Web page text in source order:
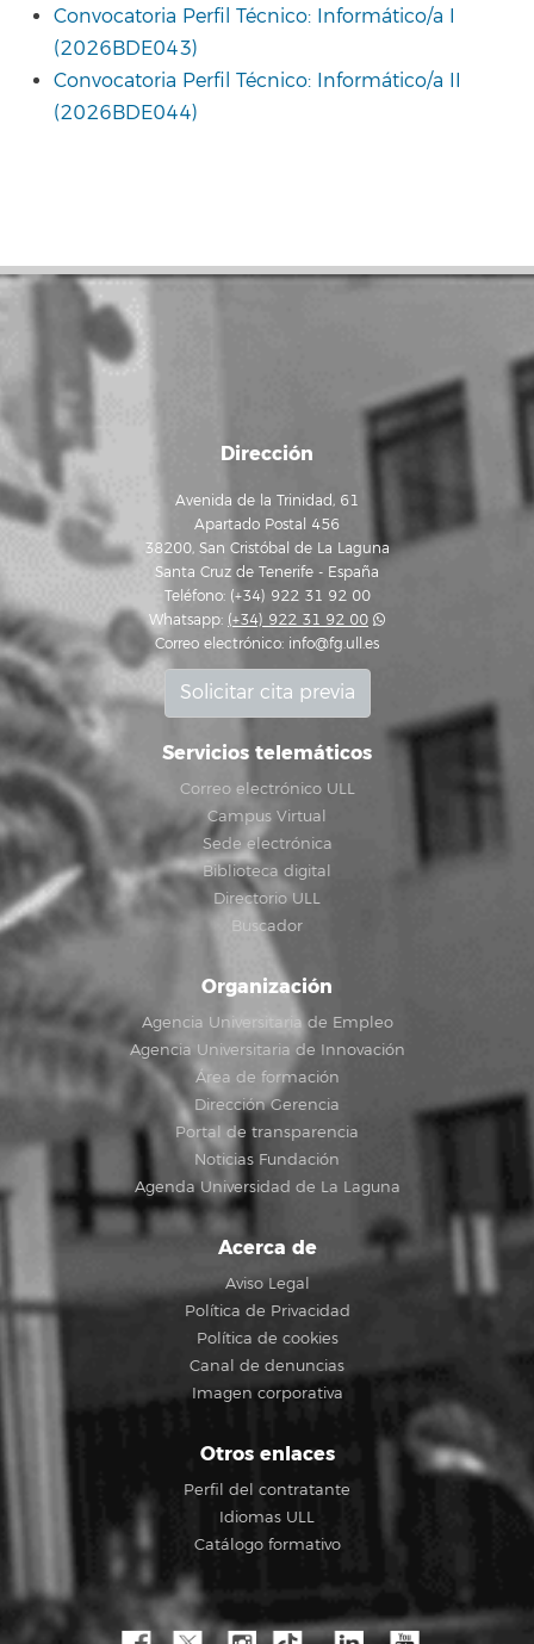
Convocatoria Perfil Técnico: Informático/a I
(2026BDE043)
Convocatoria Perfil Técnico: Informático/a II
(2026BDE044)
Dirección
Avenida de la Trinidad, 61
Apartado Postal 456
38200, San Cristóbal de La Laguna
Santa Cruz de Tenerife - España
Teléfono: (+34) 922 31 92 00
Whatsapp: (+34) 922 31 92 00
Correo electrónico: info@fg.ull.es
Solicitar cita previa
Servicios telemáticos
Correo electrónico ULL
Campus Virtual
Sede electrónica
Biblioteca digital
Directorio ULL
Buscador
Organización
Agencia Universitaria de Empleo
Agencia Universitaria de Innovación
Área de formación
Dirección Gerencia
Portal de transparencia
Noticias Fundación
Agenda Universidad de La Laguna
Acerca de
Aviso Legal
Política de Privacidad
Política de cookies
Canal de denuncias
Imagen corporativa
Otros enlaces
Perfil del contratante
Idiomas ULL
Catálogo formativo